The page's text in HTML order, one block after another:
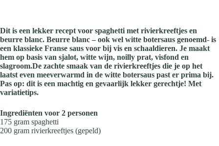
Dit is een lekker recept voor spaghetti met rivierkreeftjes en
beurre blanc. Beurre blanc – ook wel witte botersaus genoemd- is
een klassieke Franse saus voor bij vis en schaaldieren. Je maakt
hem op basis van sjalot, witte wijn, noilly prat, visfond en
slagroom.De zachte smaak van de rivierkreeftjes die je op het
laatst even meeverwarmd in de witte botersaus past er prima bij.
Pas op: dit is een machtig en gevaarlijk lekker gerechtje! Met
variatietips.
Ingrediënten voor 2 personen
175 gram spaghetti
200 gram rivierkreeftjes (gepeld)